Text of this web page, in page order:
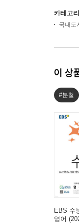
카테고
국내도
이 상
#분철
EBS 수
영어